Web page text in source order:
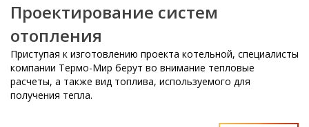
Проектирование систем
отопления
Приступая к изготовлению проекта котельной, специалисты
компании Термо-Мир берут во внимание тепловые
расчеты, а также вид топлива, используемого для
получения тепла.